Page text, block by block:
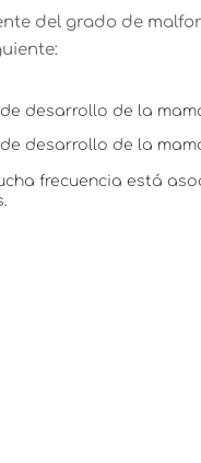
del grado de
desarrollo de la
desarrollo de la
frecuencia está